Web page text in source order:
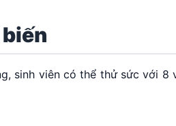
sinh viên có thể thử sức với 8